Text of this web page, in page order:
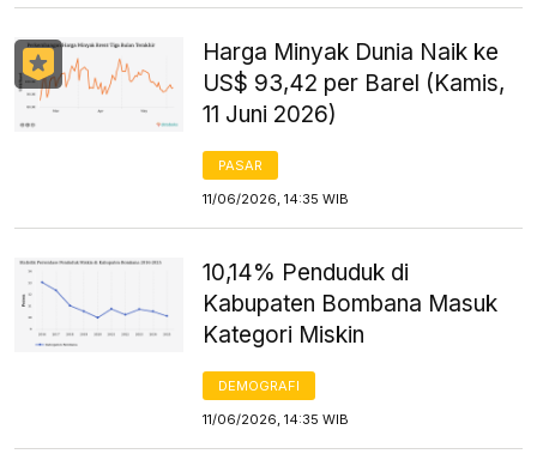
Harga Minyak Dunia Naik ke
US$ 93,42 per Barel (Kamis,
11 Juni 2026)
PASAR
11/06/2026, 14:35 WIB
10,14% Penduduk di
Kabupaten Bombana Masuk
Kategori Miskin
DEMOGRAFI
11/06/2026, 14:35 WIB